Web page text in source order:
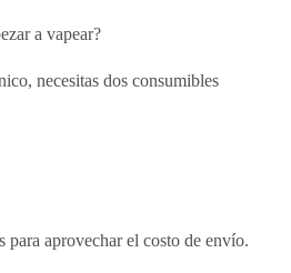
a vapear?
necesitas dos consumibles
para aprovechar el costo de envío.